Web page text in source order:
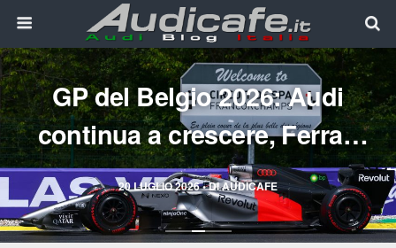
20 LUGLIO 2026 • DI AUDICAFE
GP del Belgio 2026: Audi
continua a crescere, Ferrari
convince, Antonelli domina
Spa